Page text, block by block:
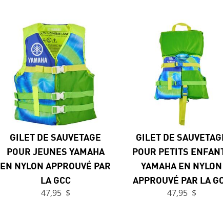
GILET DE SAUVETAGE
POUR JEUNES YAMAHA
EN NYLON APPROUVÉ PAR
LA GCC
47,95 $
GILET DE
POUR PETITS
YAMAHA EN NYLON
APPROUVÉ PAR LA
47,95 $